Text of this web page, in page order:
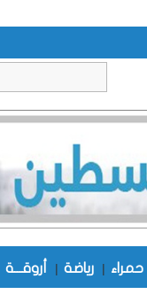
| رياضة | أروقـــة